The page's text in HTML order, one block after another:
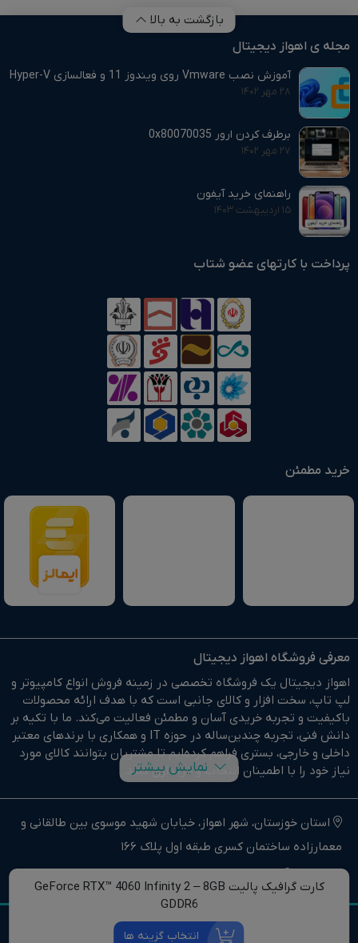
بازگشت به بالا
مجله ی اهواز دیجیتال
آموزش نصب Vmware روی ویندوز 11 و فعالسازی Hyper-V
۲۸ مهر ۱۴۰۲
برطرف کردن ارور 0x80070035
۲۷ مهر ۱۴۰۲
راهنمای خرید آیفون
۱۵ اردیبهشت ۱۴۰۳
پرداخت با کارتهای عضو شتاب
خرید مطمئن
معرفی فروشگاه اهواز دیجیتال
اهواز دیجیتال یک فروشگاه تخصصی در زمینه فروش انواع کامپیوتر و
لپ تاپ، سخت افزار و کالای جانبی است که با هدف ارائه محصولات
باکیفیت و تجربه خریدی آسان و مطمئن فعالیت می‌کند. ما با تکیه بر
دانش فنی، تجربه چندین‌ساله در حوزه IT و همکاری با برندهای معتبر
داخلی و خارجی، بستری فراهم کرده‌ایم تا مشتریان بتوانند کالای مورد
نیاز خود را با اطمینان انتخاب و خریداری کنند.
در وبسایت اهواز دیجیتال براحتی خرید آنلاین انجام دهید و در
کوتاهترین زمان ممکن کالای خود را تحویل بگیرید.
ما وارد کننده مستقیم انواع کامپیوتر،لپ تاپ و سخت افزار استوک و
اوپن باکس در جنوب غرب کشور هستیم.
اهواز دیجیتال نماینده فروش و خدمات انواع کامپیوترهای خانگی و
حرفه ای و همچنین انواع لپتاپ، سخت افزار و کالای جانبی در استان
خوزستان و جنوب غرب کشور است.
نمایش بیشتر
استان خوزستان، شهر اهواز، خیابان شهید موسوی بین طالقانی و
معمارزاده ساختمان کسری طبقه اول پلاک 166
تمامی حقوق مادی و معنوی این وب سایت برای مرکز کامپیوتر اهواز
کارت گرافیک پالیت GeForce RTX™ 4060 Infinity 2 – 8GB
GDDR6
انتخاب گزینه ها